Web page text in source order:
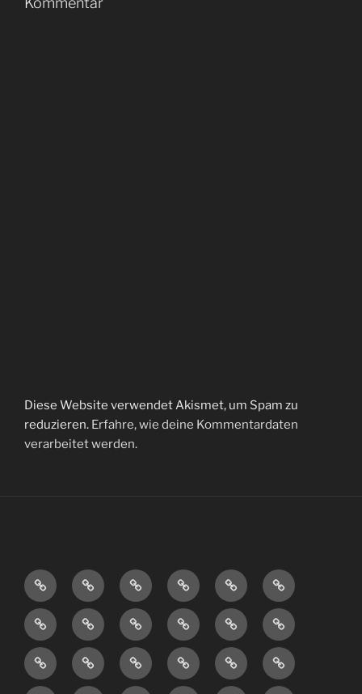
Diese Website verwendet Akismet, um Spam zu
reduzieren. Erfahre, wie deine Kommentardaten
verarbeitet werden.
LINKS UNBEDINGT
Where
is
Ed
Snowden?
Kunst
Hier
…
Recherche
–
Belege
ZWERGWERK
Über
die
Paralympics
Generalbundesanwalt
Flüchtlingsleben
Über
das
Eszett
Möpse
Die
Wurst
InklusionNachdenkung
über
Über
die
Über
die
Sozialarbeit
und